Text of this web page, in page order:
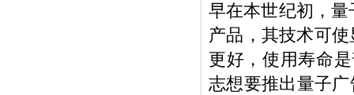
早在本世纪初，
产品，其技术可
更好，使用寿命
志想要推出量子